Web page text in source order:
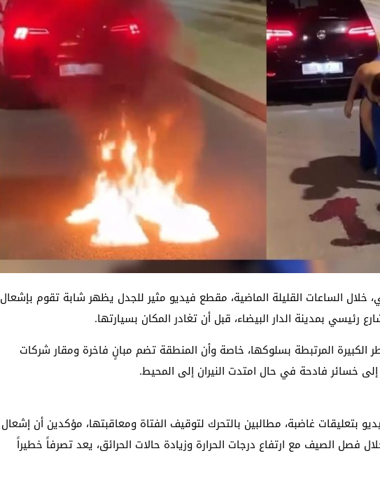
خلال الساعات القليلة الماضية، مقطع فيديو مثير للجدل يظهر شابة تقوم بإشعال
رئيسي بمدينة الدار البيضاء، قبل أن تغادر المكان بسيارتها.
الكبيرة المرتبطة بسلوكها، خاصة وأن المنطقة تضم مبانٍ فاخرة ومقار شركات
خسائر فادحة في حال امتدت النيران إلى المحيط.
بتعليقات غاضبة، مطالبين بالتحرك لتوقيف الفتاة ومعاقبتها، مؤكدين أن إشعال
فصل الصيف مع ارتفاع درجات الحرارة وزيادة حالات الحرائق، يعد تصرفاً خطيراً